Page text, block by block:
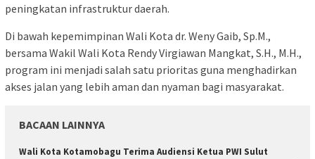
peningkatan infrastruktur daerah.
Di bawah kepemimpinan Wali Kota dr. Weny Gaib, Sp.M.,
bersama Wakil Wali Kota Rendy Virgiawan Mangkat, S.H., M.H.,
program ini menjadi salah satu prioritas guna menghadirkan
akses jalan yang lebih aman dan nyaman bagi masyarakat.
BACAAN LAINNYA
Wali Kota Kotamobagu Terima Audiensi Ketua PWI Sulut